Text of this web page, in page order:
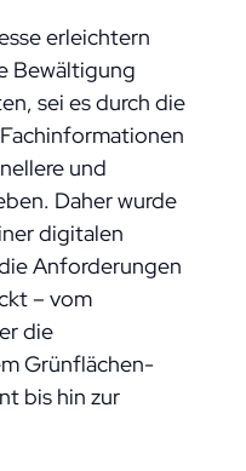
erleichtern
Bewältigung
sei es durch die
und
Daher wurde
digitalen
Anforderungen
– vom
die
Grünflächen-
bis hin zur